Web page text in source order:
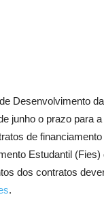
Desenvolvimento
junho o prazo para
de
Estudantil (Fies)
dos contratos
.